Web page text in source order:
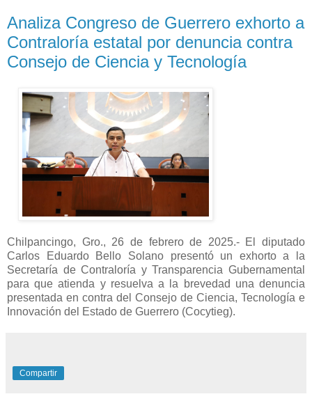
Analiza Congreso de Guerrero exhorto a
Contraloría estatal por denuncia contra
Consejo de Ciencia y Tecnología
Chilpancingo, Gro., 26 de febrero de 2025.- El diputado
Carlos Eduardo Bello Solano presentó un exhorto a la
Secretaría de Contraloría y Transparencia Gubernamental
para que atienda y resuelva a la brevedad una denuncia
presentada en contra del Consejo de Ciencia, Tecnología e
Innovación del Estado de Guerrero (Cocytieg).
Compartir